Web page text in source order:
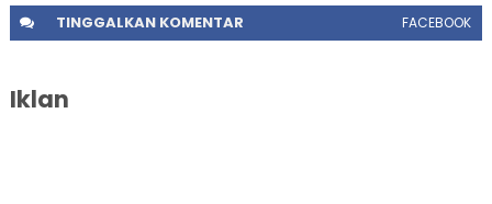
TINGGALKANKOMENTAR FACEBOOK
Iklan